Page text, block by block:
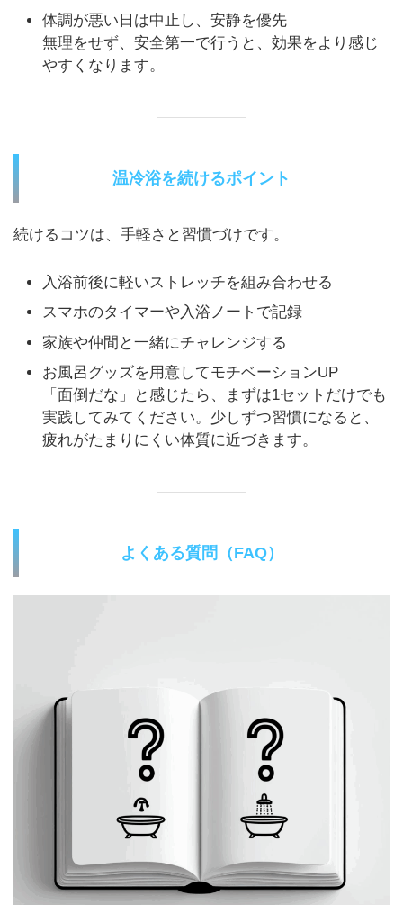
体調が悪い日は中止し、安静を優先
無理をせず、安全第一で行うと、効果をより感じ
やすくなります。
温冷浴を続けるポイント
続けるコツは、手軽さと習慣づけです。
入浴前後に軽いストレッチを組み合わせる
スマホのタイマーや入浴ノートで記録
家族や仲間と一緒にチャレンジする
お風呂グッズを用意してモチベーションUP
「面倒だな」と感じたら、まずは1セットだけでも
実践してみてください。少しずつ習慣になると、
疲れがたまりにくい体質に近づきます。
よくある質問（FAQ）